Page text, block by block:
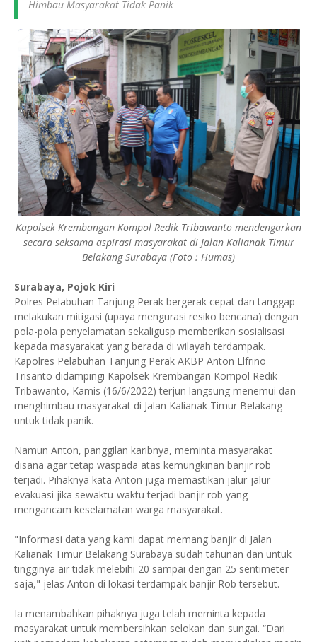
Himbau Masyarakat Tidak Panik
Kapolsek Krembangan Kompol Redik Tribawanto mendengarkan
secara seksama aspirasi masyarakat di Jalan Kalianak Timur
Belakang Surabaya (Foto : Humas)
Surabaya, Pojok Kiri
Polres Pelabuhan Tanjung Perak bergerak cepat dan tanggap
melakukan mitigasi (upaya mengurasi resiko bencana) dengan
pola-pola penyelamatan sekaligusp memberikan sosialisasi
kepada masyarakat yang berada di wilayah terdampak.
Kapolres Pelabuhan Tanjung Perak AKBP Anton Elfrino
Trisanto didampingi Kapolsek Krembangan Kompol Redik
Tribawanto, Kamis (16/6/2022) terjun langsung menemui dan
menghimbau masyarakat di Jalan Kalianak Timur Belakang
untuk tidak panik.
Namun Anton, panggilan karibnya, meminta masyarakat
disana agar tetap waspada atas kemungkinan banjir rob
terjadi. Pihaknya kata Anton juga memastikan jalur-jalur
evakuasi jika sewaktu-waktu terjadi banjir rob yang
mengancam keselamatan warga masyarakat.
"Informasi data yang kami dapat memang banjir di Jalan
Kalianak Timur Belakang Surabaya sudah tahunan dan untuk
tingginya air tidak melebihi 20 sampai dengan 25 sentimeter
saja," jelas Anton di lokasi terdampak banjir Rob tersebut.
Ia menambahkan pihaknya juga telah meminta kepada
masyarakat untuk membersihkan selokan dan sungai. “Dari